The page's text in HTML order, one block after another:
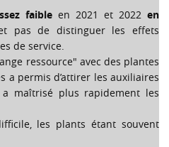
faible en 2021 et 2022 en
pas de distinguer les effets
de service.
ressource" avec des plantes
a permis d’attirer les auxiliaires
maîtrisé plus rapidement les
les plants étant souvent